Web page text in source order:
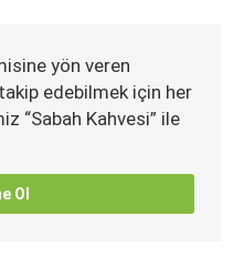
yön veren
edebilmek için her
“Sabah Kahvesi” ile
Ol